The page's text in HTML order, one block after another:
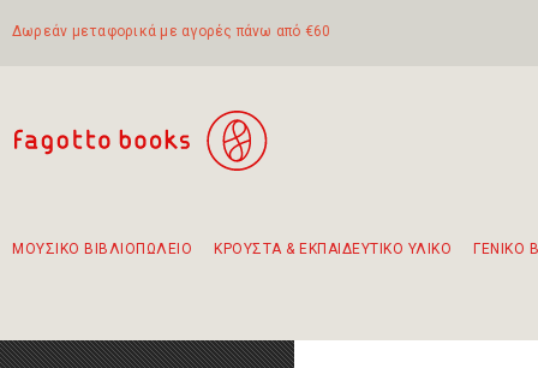
Δωρεάν μεταφορικά με αγορές πάνω από €60
ΜΟΥΣΙΚΟ ΒΙΒΛΙΟΠΩΛΕΙΟ ΚΡΟΥΣΤΑ & ΕΚΠΑΙΔΕΥΤΙΚΟ ΥΛΙΚΟ ΓΕΝΙΚΟ